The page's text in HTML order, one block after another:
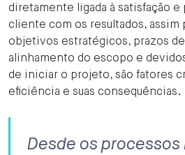
diretamente ligada à satisfação e
cliente com os resultados, assim
objetivos estratégicos, prazos
alinhamento do escopo e
de iniciar o projeto, são fatores
eficiência e suas consequências.
Desde os processos